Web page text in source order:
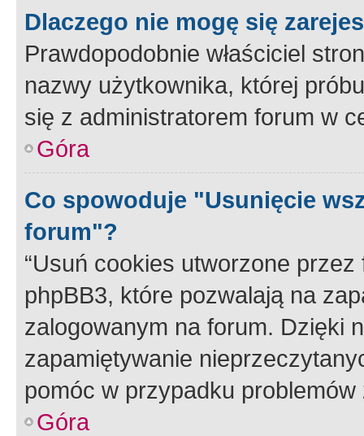
Dlaczego nie mogę się
Prawdopodobnie właściciel
nazwy użytkownika, której
się z administratorem forum w
Góra
Co spowoduje "Usunięcie
forum"?
“Usuń cookies utworzone
phpBB3, które pozwalają na
zalogowanym na forum. Dzięki
zapamiętywanie
pomóc w przypadku
Góra